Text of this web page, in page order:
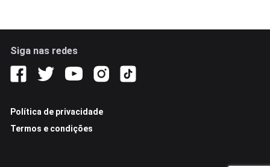
Siga nas redes
Política de privacidade
Termos e condições